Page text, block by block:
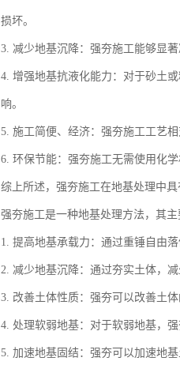
损坏。
3. 减少地基沉降：强夯施工能够显
4. 增强地基抗液化能力：对于砂土
响。
5. 施工简便、经济：强夯施工工艺
6. 环保节能：强夯施工无需使用化
综上所述，强夯施工在地基处理中
强夯施工是一种地基处理方法，其主
1. 提高地基承载力：通过重锤自由
2. 减少地基沉降：通过夯实土体，
3. 改善土体性质：强夯可以改善土
4. 处理软弱地基：对于软弱地基，
5. 加速地基固结：强夯可以加速地